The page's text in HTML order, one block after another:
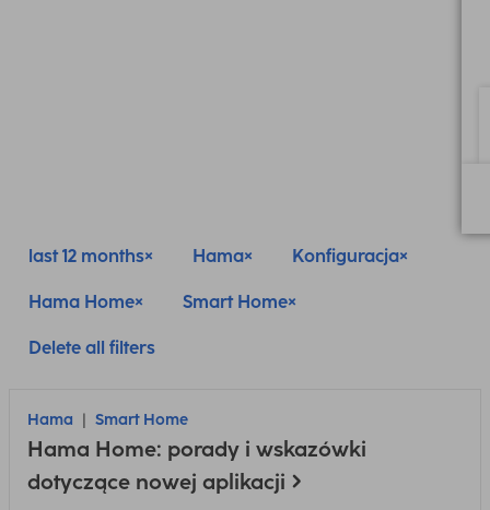
last 12 months Hama Konfiguracja
Hama Home Smart Home
Delete all filters
Hama Smart Home
Hama Home: porady i wskazówki
dotyczące nowej aplikacji